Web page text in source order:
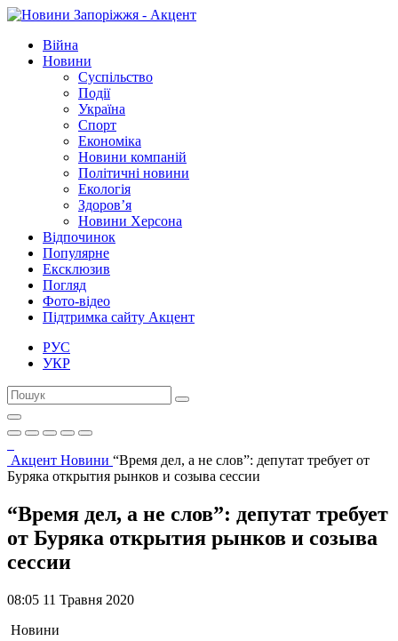
Війна
Новини
Суспільство
Події
Україна
Спорт
Економіка
Новини компаній
Політичні новини
Екологія
Здоров’я
Новини Херсона
Відпочинок
Популярне
Ексклюзив
Погляд
Фото-відео
Підтримка сайту Акцент
РУС
УКР
Акцент Новини “Время дел, а не слов”: депутат требует от
Буряка открытия рынков и созыва сессии
“Время дел, а не слов”: депутат требует
от Буряка открытия рынков и созыва
сессии
08:05 11 Травня 2020
Новини